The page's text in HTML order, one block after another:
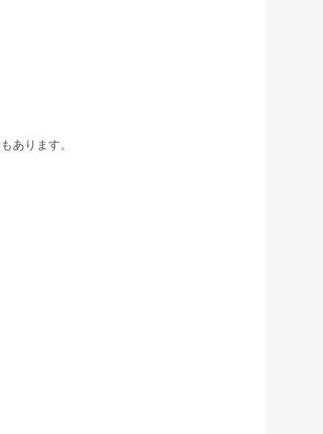
あります。